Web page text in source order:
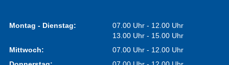
Montag - Dienstag:
07.00 Uhr - 12.00 Uhr
13.00 Uhr - 15.00 Uhr
Mittwoch:
07.00 Uhr - 12.00 Uhr